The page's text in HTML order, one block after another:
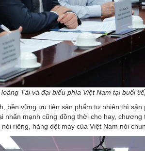
Tài và đại biểu phía Việt Nam tại buổi
bền vững ưu tiên sản phẩm tự nhiên thì
nhấn mạnh cũng đồng thời cho hay,
riêng, hàng dệt may của Việt Nam nói